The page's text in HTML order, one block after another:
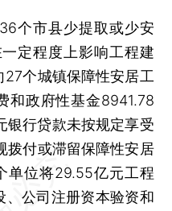
市县少提取或少安
定程度上影响工程建
个城镇保障性安居工
和政府性基金8941.78
银行贷款未按规定享受
拨付或滞留保障性安居
单位将29.55亿元工程
、公司注册资本验资和